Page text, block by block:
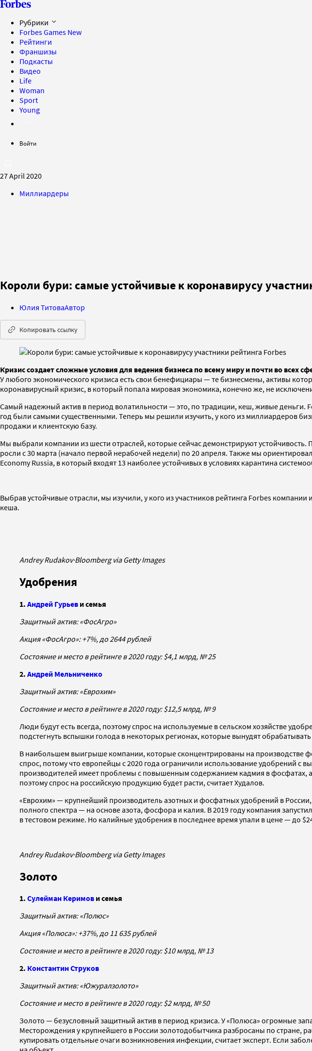
Рубрики
Forbes Games New
Рейтинги
Франшизы
Подкасты
Видео
Life
Woman
Sport
Young
Войти
27 April 2020
Миллиардеры
Короли бури: самые устойчивые к коронавирусу
Юлия ТитоваАвтор
Копировать ссылку
Кризис создает сложные условия для ведения бизнеса по всему миру и почти во всех
У любого экономического кризиса есть свои бенефициары — те бизнесмены, активы
коронавирусный кризис, в который попала мировая экономика, конечно же, не
Самый надежный актив в период волатильности — это, по традиции, кеш, живые деньги.
год были самыми существенными. Теперь мы решили изучить, у кого из миллиардеров
продажи и клиентскую базу.
Мы выбрали компании из шести отраслей, которые сейчас демонстрируют
росли с 30 марта (начало первой нерабочей недели) по 20 апреля. Также мы
Economy Russia, в который входят 13 наиболее устойчивых в условиях карантина
Выбрав устойчивые отрасли, мы изучили, у кого из участников рейтинга Forbes
кеша.
Andrey Rudakov·Bloomberg via Getty Images
Удобрения
1. Андрей Гурьев и cемья
Защитный актив: «ФосАгро»
Акция «ФосАгро»: +7%, до 2644 рублей
Состояние и место в рейтинге в 2020 году: $4,1 млрд, № 25
2. Андрей Мельниченко
Защитный актив: «Еврохим»
Состояние и место в рейтинге в 2020 году: $12,5 млрд, № 9
Люди будут есть всегда, поэтому спрос на используемые в сельском хозяйстве
подстегнуть вспышки голода в некоторых регионах, которые вынудят
В наибольшем выигрыше компании, которые сконцентрированы на производстве
спрос, потому что европейцы с 2020 года ограничили использование удобрений
производителей имеет проблемы с повышенным содержанием кадмия в фосфатах,
поэтому спрос на российскую продукцию будет расти, считает Худалов.
«Еврохим» — крупнейший производитель азотных и фосфатных удобрений в
полного спектра — на основе азота, фосфора и калия. В 2019 году компания
в тестовом режиме. Но калийные удобрения в последнее время упали в цене — до
Andrey Rudakov·Bloomberg via Getty Images
Золото
1. Сулейман Керимов и семья
Защитный актив: «Полюс»
Акция «Полюса»: +37%, до 11 635 рублей
Состояние и место в рейтинге в 2020 году: $10 млрд, № 13
2. Константин Струков
Защитный актив: «Южуралзолото»
Состояние и место в рейтинге в 2020 году: $2 млрд, № 50
Золото — безусловный защитный актив в период кризиса. У «Полюса» огромные
Месторождения у крупнейшего в России золотодобытчика разбросаны по стране,
купировать отдельные очаги возникновения инфекции, считает эксперт. Если